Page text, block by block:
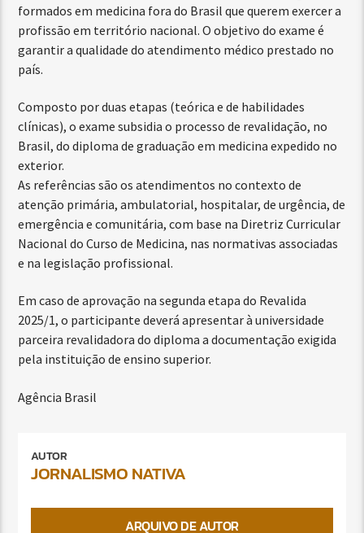
formados em medicina fora do Brasil que querem exercer a
profissão em território nacional. O objetivo do exame é
garantir a qualidade do atendimento médico prestado no
país.
Composto por duas etapas (teórica e de habilidades
clínicas), o exame subsidia o processo de revalidação, no
Brasil, do diploma de graduação em medicina expedido no
exterior.
As referências são os atendimentos no contexto de
atenção primária, ambulatorial, hospitalar, de urgência, de
emergência e comunitária, com base na Diretriz Curricular
Nacional do Curso de Medicina, nas normativas associadas
e na legislação profissional.
Em caso de aprovação na segunda etapa do Revalida
2025/1, o participante deverá apresentar à universidade
parceira revalidadora do diploma a documentação exigida
pela instituição de ensino superior.
Agência Brasil
AUTOR
JORNALISMO NATIVA
ARQUIVO DE AUTOR